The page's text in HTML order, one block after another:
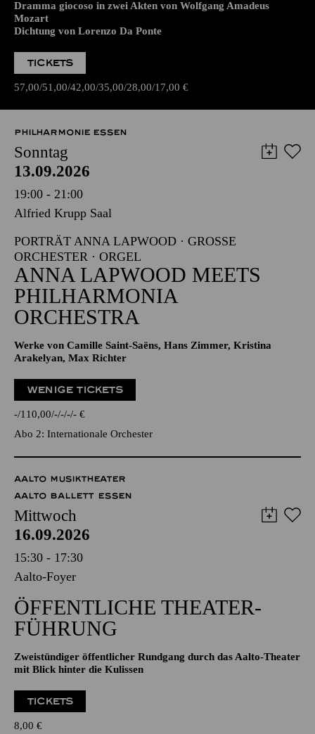
Dramma giocoso in zwei Akten von Wolfgang Amadeus
Mozart
Dichtung von Lorenzo Da Ponte
TICKETS
57,00 51,00 42,00 35,00 28,00 17,00 €
PHILHARMONIE ESSEN
Sonntag
13.09.2026
19:00 - 21:00
Alfried Krupp Saal
PORTRÄT ANNA LAPWOOD · GROSSE O
RCHESTER · ORGEL
ANNA LAPWOOD MEETS
PHILHARMONIA
ORCHESTRA
Werke von Camille Saint-Saëns, Hans Zimmer, Kristina
Arakelyan, Max Richter
WENIGE TICKETS
- 110,00 - - - - €
Abo 2: Internationale Orchester
AALTO MUSIKTHEATER
AALTO BALLETT ESSEN
Mittwoch
16.09.2026
15:30 - 17:30
Aalto-Foyer
ÖFFENTLICHE THEATER­
FÜHRUNG
Zweistündiger öffentlicher Rundgang durch das Aalto-Theater
mit Blick hinter die Kulissen
TICKETS
8,00 €